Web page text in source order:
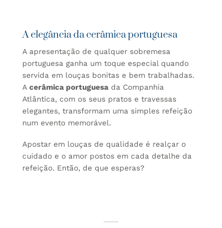
A elegância da cerâmica portuguesa
A apresentação de qualquer sobremesa
portuguesa ganha um toque especial quando
servida em louças bonitas e bem trabalhadas.
A cerâmica portuguesa da Companhia
Atlântica, com os seus pratos e travessas
elegantes, transformam uma simples refeição
num evento memorável.
Apostar em louças de qualidade é realçar o
cuidado e o amor postos em cada detalhe da
refeição. Então, de que esperas?